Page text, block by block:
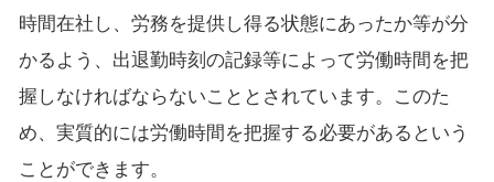
時間在社し、労務を提供し得る状態にあったか等が分
かるよう、出退勤時刻の記録等によって労働時間を把
握しなければならないこととされています。このた
め、実質的には労働時間を把握する必要があるという
ことができます。